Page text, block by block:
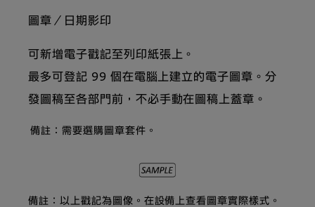
圖章／日期影印
可新增電子戳記至列印紙張上。
最多可登記 99 個在電腦上建立的電子圖章。分
發圖稿至各部門前，不必手動在圖稿上蓋章。
備註：需要選購圖章套件。
備註：以上戳記為圖像。在設備上查看圖章實際樣式。